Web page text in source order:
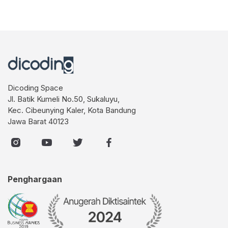
Dicoding Space
Jl. Batik Kumeli No.50, Sukaluyu,
Kec. Cibeunying Kaler, Kota Bandung
Jawa Barat 40123
Penghargaan